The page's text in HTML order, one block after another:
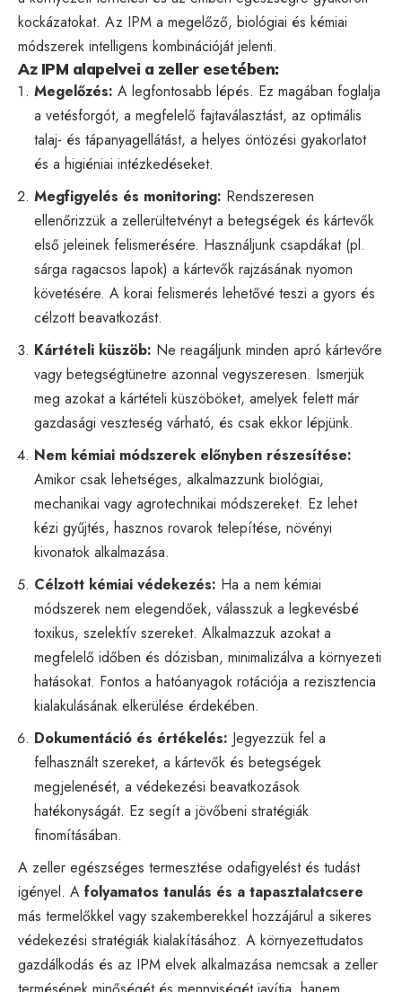
kockázatokat. Az IPM a megelőző, biológiai és kémiai
módszerek intelligens kombinációját jelenti.
Az IPM alapelvei a zeller esetében:
Megelőzés: A legfontosabb lépés. Ez magában foglalja
a vetésforgót, a megfelelő fajtaválasztást, az optimális
talaj- és tápanyagellátást, a helyes öntözési gyakorlatot
és a higiéniai intézkedéseket.
Megfigyelés és monitoring: Rendszeresen
ellenőrizzük a zellerültetvényt a betegségek és kártevők
első jeleinek felismerésére. Használjunk csapdákat (pl.
sárga ragacsos lapok) a kártevők rajzásának nyomon
követésére. A korai felismerés lehetővé teszi a gyors és
célzott beavatkozást.
Kártételi küszöb: Ne reagáljunk minden apró kártevőre
vagy betegségtünetre azonnal vegyszeresen. Ismerjük
meg azokat a kártételi küszöböket, amelyek felett már
gazdasági veszteség várható, és csak ekkor lépjünk.
Nem kémiai módszerek előnyben részesítése:
Amikor csak lehetséges, alkalmazzunk biológiai,
mechanikai vagy agrotechnikai módszereket. Ez lehet
kézi gyűjtés, hasznos rovarok telepítése, növényi
kivonatok alkalmazása.
Célzott kémiai védekezés: Ha a nem kémiai
módszerek nem elegendőek, válasszuk a legkevésbé
toxikus, szelektív szereket. Alkalmazzuk azokat a
megfelelő időben és dózisban, minimalizálva a környezeti
hatásokat. Fontos a hatóanyagok rotációja a rezisztencia
kialakulásának elkerülése érdekében.
Dokumentáció és értékelés: Jegyezzük fel a
felhasznált szereket, a kártevők és betegségek
megjelenését, a védekezési beavatkozások
hatékonyságát. Ez segít a jövőbeni stratégiák
finomításában.
A zeller egészséges termesztése odafigyelést és tudást
igényel. A folyamatos tanulás és a tapasztalatcsere
más termelőkkel vagy szakemberekkel hozzájárul a sikeres
védekezési stratégiák kialakításához. A környezettudatos
gazdálkodás és az IPM elvek alkalmazása nemcsak a zeller